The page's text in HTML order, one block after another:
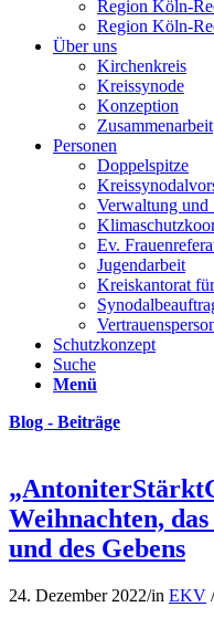
Region Köln-
Region Köln-
Über uns
Kirchenkreis
Kreissynode
Konzeption
Zusammenarbeit
Personen
Doppelspitze
Verwaltung und
Ev.
Jugendarbeit
Kreiskantorat
Schutzkonzept
Suche
Menü
Blog - Beiträge
Weihnachten,
und des Gebens
24. Dezember 2022/in EKV /